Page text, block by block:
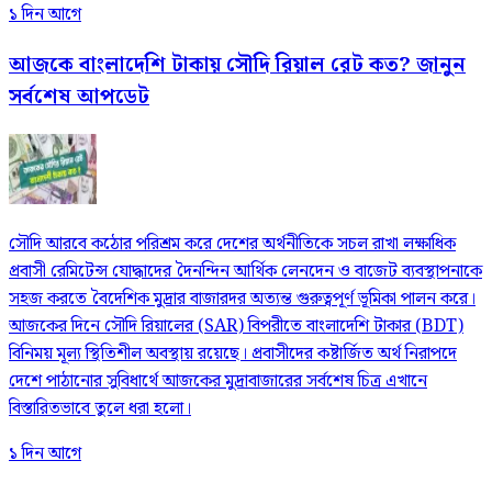
১ দিন আগে
আজকে বাংলাদেশি টাকায় সৌদি রিয়াল রেট কত? জানুন
সর্বশেষ আপডেট
সৌদি আরবে কঠোর পরিশ্রম করে দেশের অর্থনীতিকে সচল রাখা লক্ষাধিক
প্রবাসী রেমিটেন্স যোদ্ধাদের দৈনন্দিন আর্থিক লেনদেন ও বাজেট ব্যবস্থাপনাকে
সহজ করতে বৈদেশিক মুদ্রার বাজারদর অত্যন্ত গুরুত্বপূর্ণ ভূমিকা পালন করে।
আজকের দিনে সৌদি রিয়ালের (SAR) বিপরীতে বাংলাদেশি টাকার (BDT)
বিনিময় মূল্য স্থিতিশীল অবস্থায় রয়েছে। প্রবাসীদের কষ্টার্জিত অর্থ নিরাপদে
দেশে পাঠানোর সুবিধার্থে আজকের মুদ্রাবাজারের সর্বশেষ চিত্র এখানে
বিস্তারিতভাবে তুলে ধরা হলো।
১ দিন আগে